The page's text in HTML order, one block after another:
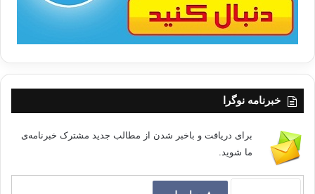
https://t.me/AdnanFallahi
خبرنامه نوگرا
برای دریافت و باخبر شدن از مطالب جدید مشترک خبرنامه‌ی
ما شوید.